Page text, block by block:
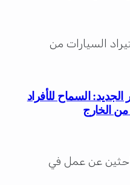
السماح للأفراد
من الخارج